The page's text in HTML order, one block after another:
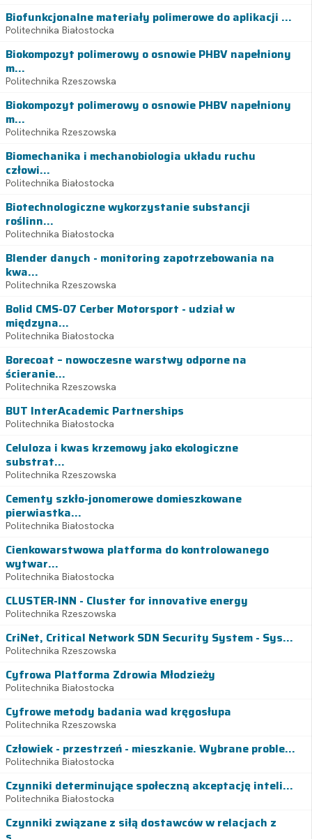
Biofunkcjonalne materiały polimerowe do aplikacji ...
Politechnika Białostocka
Biokompozyt polimerowy o osnowie PHBV napełniony
m...
Politechnika Rzeszowska
Biokompozyt polimerowy o osnowie PHBV napełniony
m...
Politechnika Rzeszowska
Biomechanika i mechanobiologia układu ruchu
człowi...
Politechnika Białostocka
Biotechnologiczne wykorzystanie substancji
roślinn...
Politechnika Białostocka
Blender danych - monitoring zapotrzebowania na
kwa...
Politechnika Rzeszowska
Bolid CMS-07 Cerber Motorsport - udział w
międzyna...
Politechnika Białostocka
Borecoat – nowoczesne warstwy odporne na
ścieranie...
Politechnika Rzeszowska
BUT InterAcademic Partnerships
Politechnika Białostocka
Celuloza i kwas krzemowy jako ekologiczne
substrat...
Politechnika Rzeszowska
Cementy szkło-jonomerowe domieszkowane
pierwiastka...
Politechnika Białostocka
Cienkowarstwowa platforma do kontrolowanego
wytwar...
Politechnika Białostocka
CLUSTER-INN - Cluster for innovative energy
Politechnika Rzeszowska
CriNet, Critical Network SDN Security System - Sys...
Politechnika Rzeszowska
Cyfrowa Platforma Zdrowia Młodzieży
Politechnika Białostocka
Cyfrowe metody badania wad kręgosłupa
Politechnika Rzeszowska
Człowiek - przestrzeń - mieszkanie. Wybrane proble...
Politechnika Białostocka
Czynniki determinujące społeczną akceptację inteli...
Politechnika Białostocka
Czynniki związane z siłą dostawców w relacjach z